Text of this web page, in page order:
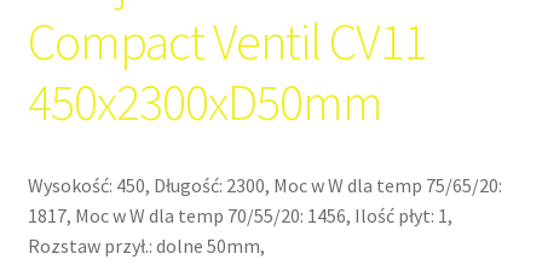
Compact Ventil CV11
450x2300xD50mm
Wysokość: 450, Długość: 2300, Moc w W dla temp 75/65/20:
1817, Moc w W dla temp 70/55/20: 1456, Ilość płyt: 1,
Rozstaw przył.: dolne 50mm,